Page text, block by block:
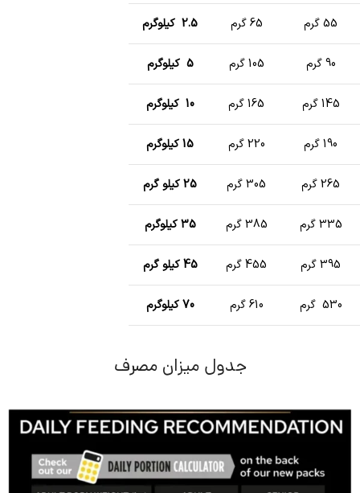
55 گرم 65 گرم 2.5 کیلوگرم
90 گرم 105 گرم 5 کیلوگرم
145 گرم 165 گرم 10 کیلوگرم
190 گرم 220 گرم 15 کیلوگرم
265 گرم 305 گرم 25 کیلو گرم
335 گرم 385 گرم 35 کیلوگرم
395 گرم 455 گرم 45 کیلو گرم
530 گرم 610 گرم 70 کیلوگرم
جدول میزان مصرف